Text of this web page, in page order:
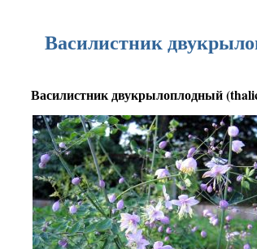
Василистник
Василистник двукрылоплодный